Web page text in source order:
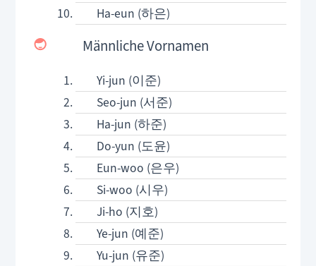
Ha-eun (하은)
Männliche Vornamen
Yi-jun (이준)
Seo-jun (서준)
Ha-jun (하준)
Do-yun (도윤)
Eun-woo (은우)
Si-woo (시우)
Ji-ho (지호)
Ye-jun (예준)
Yu-jun (유준)